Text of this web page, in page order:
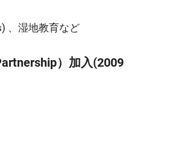
、湿地教育など
）加入(2009